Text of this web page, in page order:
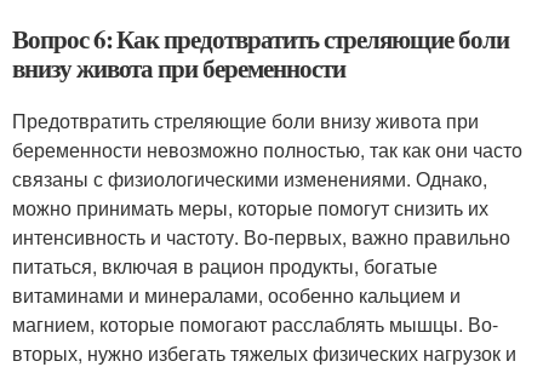
Вопрос 6: Как предотвратить стреляющие боли
внизу живота при беременности
Предотвратить стреляющие боли внизу живота при
беременности невозможно полностью, так как они часто
связаны с физиологическими изменениями. Однако,
можно принимать меры, которые помогут снизить их
интенсивность и частоту. Во-первых, важно правильно
питаться, включая в рацион продукты, богатые
витаминами и минералами, особенно кальцием и
магнием, которые помогают расслаблять мышцы. Во-
вторых, нужно избегать тяжелых физических нагрузок и